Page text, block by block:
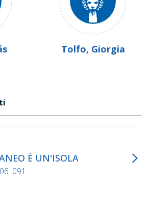
Tolfo, Giorgia
È UN'ISOLA